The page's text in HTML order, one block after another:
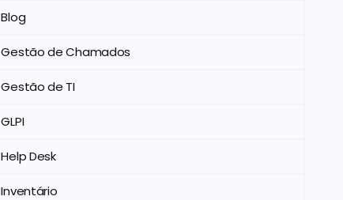
Blog
Gestão de Chamados
Gestão de TI
GLPI
Help Desk
Inventário